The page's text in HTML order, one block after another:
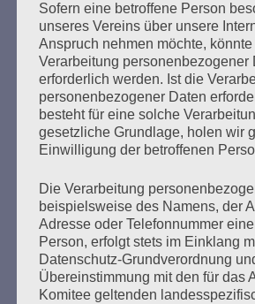
Erinnerungskultur. Die
Ausgegrenzten und die
Unerwünschten.
Erstellt am13. Januar 2026
Seit 39 Jahren lädt das Auschwitz-
Konzentrations- und
erinnern.
Sofern eine betroffene Person
unseres Vereins über unsere
Anspruch nehmen möchte,
Verarbeitung personenbezogener
erforderlich werden. Ist die
personenbezogener Daten
besteht für eine solche
gesetzliche Grundlage, holen wir
Einwilligung der betroffenen
Die Verarbeitung
beispielsweise des Namens, der
Adresse oder Telefonnummer
Person, erfolgt stets im Einklang
Datenschutz-Grundverordnung
Übereinstimmung mit den für das
Komitee geltenden